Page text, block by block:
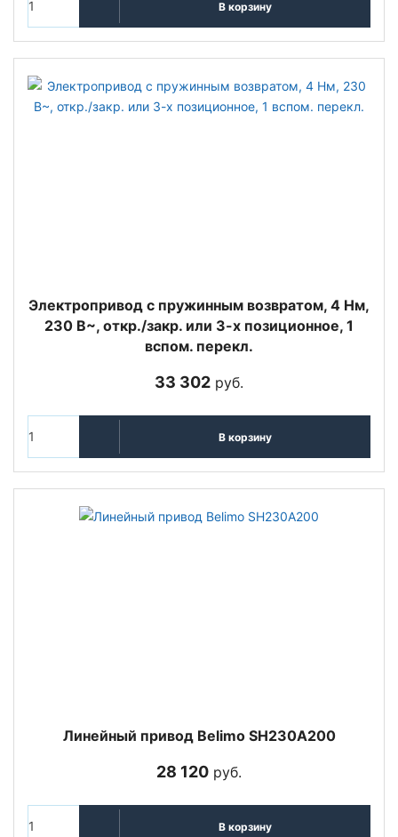
В корзину
Электропривод с пружинным возвратом, 4 Нм,
230 В~, откр./закр. или 3-х позиционное, 1
вспом. перекл.
33 302 руб.
В корзину
Линейный привод Belimo SH230A200
28 120 руб.
В корзину